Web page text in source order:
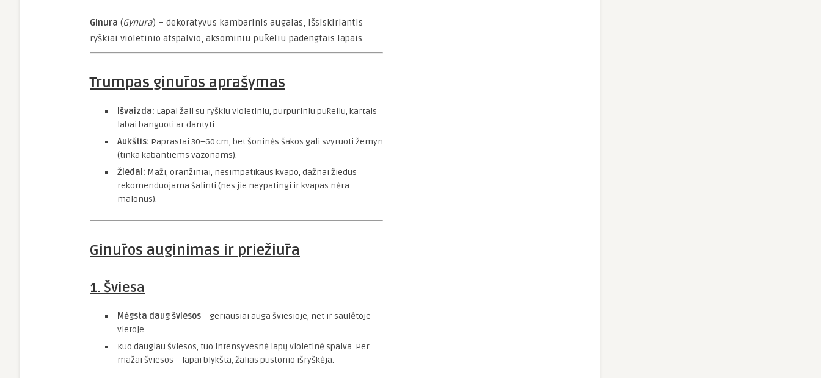
Ginura (Gynura) – dekoratyvus kambarinis augalas, išsiskiriantis
ryškiai violetinio atspalvio, aksominiu pūkeliu padengtais lapais.
Trumpas ginūros aprašymas
Išvaizda: Lapai žali su ryškiu violetiniu, purpuriniu pūkeliu, kartais
labai banguoti ar dantyti.
Aukštis: Paprastai 30–60 cm, bet šoninės šakos gali svyruoti žemyn
(tinka kabantiems vazonams).
Žiedai: Maži, oranžiniai, nesimpatikaus kvapo, dažnai žiedus
rekomenduojama šalinti (nes jie neypatingi ir kvapas nėra
malonus).
Ginūros auginimas ir priežiūra
1. Šviesa
Mėgsta daug šviesos– geriausiai auga šviesioje, net ir saulėtoje
vietoje.
Kuo daugiau šviesos, tuo intensyvesnė lapų violetinė spalva. Per
mažai šviesos – lapai blykšta, žalias pustonio išryškėja.